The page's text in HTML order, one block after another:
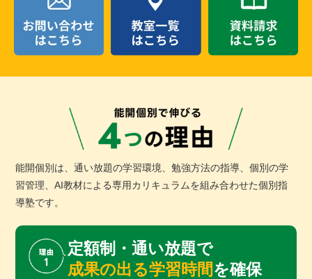
能開個別は、通い放題の学習環境、勉強方法の指導、個別の学
習管理、AI教材による専用カリキュラムを組み合わせた個別指
導塾です。
定額制・通い放題で
成果の出る学習時間を確保